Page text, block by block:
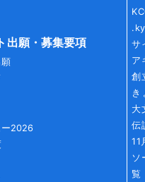
出願・募集要項
ー2026
サ
ア
創
き
大
伝
11
ソ
覧